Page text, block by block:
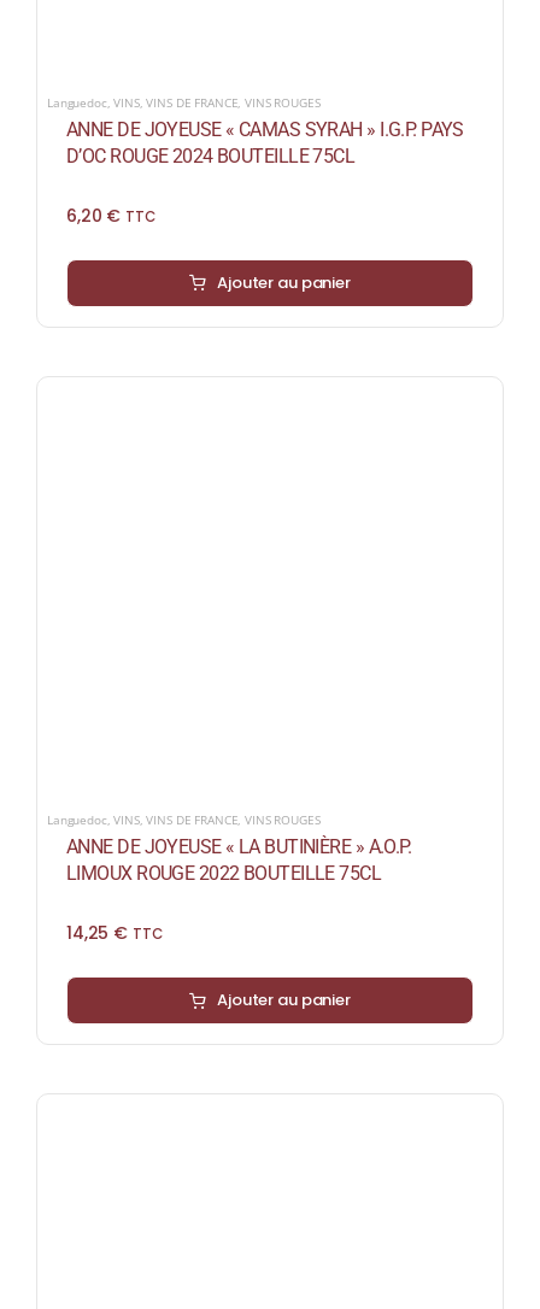
Languedoc ,VINS,VINS DE FRANCE ,VINS ROUGES
ANNE DE JOYEUSE « CAMAS SYRAH » I.G.P. PAYS
D’OC ROUGE 2024 BOUTEILLE 75CL
6,20 € TTC
Ajouter au panier
Languedoc,VINS,VINS DE FRANCE,VINS ROUGES
ANNE DE JOYEUSE « LA BUTINIÈRE » A.O.P.
LIMOUX ROUGE 2022 BOUTEILLE 75CL
14,25 € TTC
Ajouter au panier